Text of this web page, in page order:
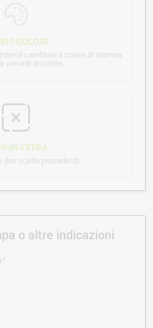
COLORE
cambiare il colore di stampa
varianti di colore.
EXTRA
due scelte precedenti.
o altre indicazioni